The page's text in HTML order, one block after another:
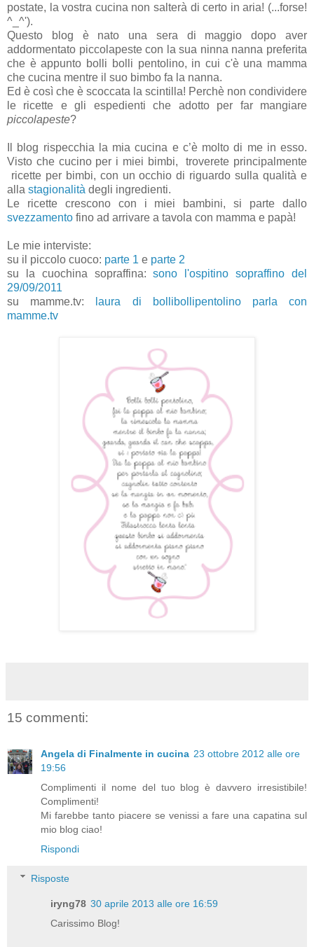
postate, la vostra cucina non salterà di certo in aria! (...forse!
^_^').
Questo blog è nato una sera di maggio dopo aver
addormentato piccolapeste con la sua ninna nanna preferita
che è appunto bolli bolli pentolino, in cui c'è una mamma
che cucina mentre il suo bimbo fa la nanna.
Ed è così che è scoccata la scintilla! Perchè non condividere
le ricette e gli espedienti che adotto per far mangiare
piccolapeste?
Il blog rispecchia la mia cucina e c’è molto di me in esso.
Visto che cucino per i miei bimbi, troverete principalmente
ricette per bimbi, con un occhio di riguardo sulla qualità e
alla stagionalità degli ingredienti.
Le ricette crescono con i miei bambini, si parte dallo
svezzamento fino ad arrivare a tavola con mamma e papà!
Le mie interviste:
su il piccolo cuoco: parte 1 e parte 2
su la cuochina sopraffina:sono l'ospitino sopraffino del
29/09/2011
su mamme.tv:
laura di bollibollipentolino parla con
mamme.tv
15 commenti:
Angela di Finalmente in cucina 23 ottobre 2012 alle ore
19:56
Complimenti il nome del tuo blog è davvero irresistibile!
Complimenti!
Mi farebbe tanto piacere se venissi a fare una capatina sul
mio blog ciao!
Rispondi
Risposte
iryng78 30 aprile 2013 alle ore 16:59
Carissimo Blog!